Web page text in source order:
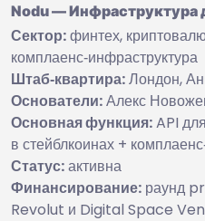
Nodu — Инфраструктура
Сектор:финтех,
комплаенс‑инфраструктура
Штаб‑квартира:Лондон,
Основатели:Алекс
Основная функция:API
в стейблкоинах +
Статус:активна
Финансирование: раунд
Revolut и Digital Space